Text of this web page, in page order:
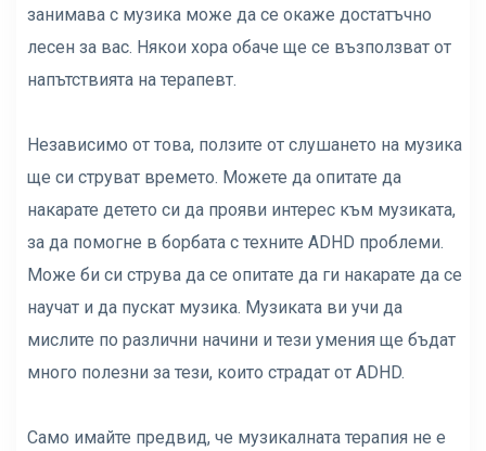
занимава с музика може да се окаже достатъчно
лесен за вас. Някои хора обаче ще се възползват от
напътствията на терапевт.
Независимо от това, ползите от слушането на музика
ще си струват времето. Можете да опитате да
накарате детето си да прояви интерес към музиката,
за да помогне в борбата с техните ADHD проблеми.
Може би си струва да се опитате да ги накарате да се
научат и да пускат музика. Музиката ви учи да
мислите по различни начини и тези умения ще бъдат
много полезни за тези, които страдат от ADHD.
Само имайте предвид, че музикалната терапия не е